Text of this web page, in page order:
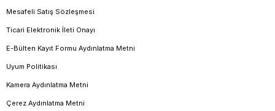
Mesafeli Satış Sözleşmesi
Ticari Elektronik İleti Onayı
E-Bülten Kayıt Formu Aydınlatma Metni
Uyum Politikası
Kamera Aydınlatma Metni
Çerez Aydınlatma Metni